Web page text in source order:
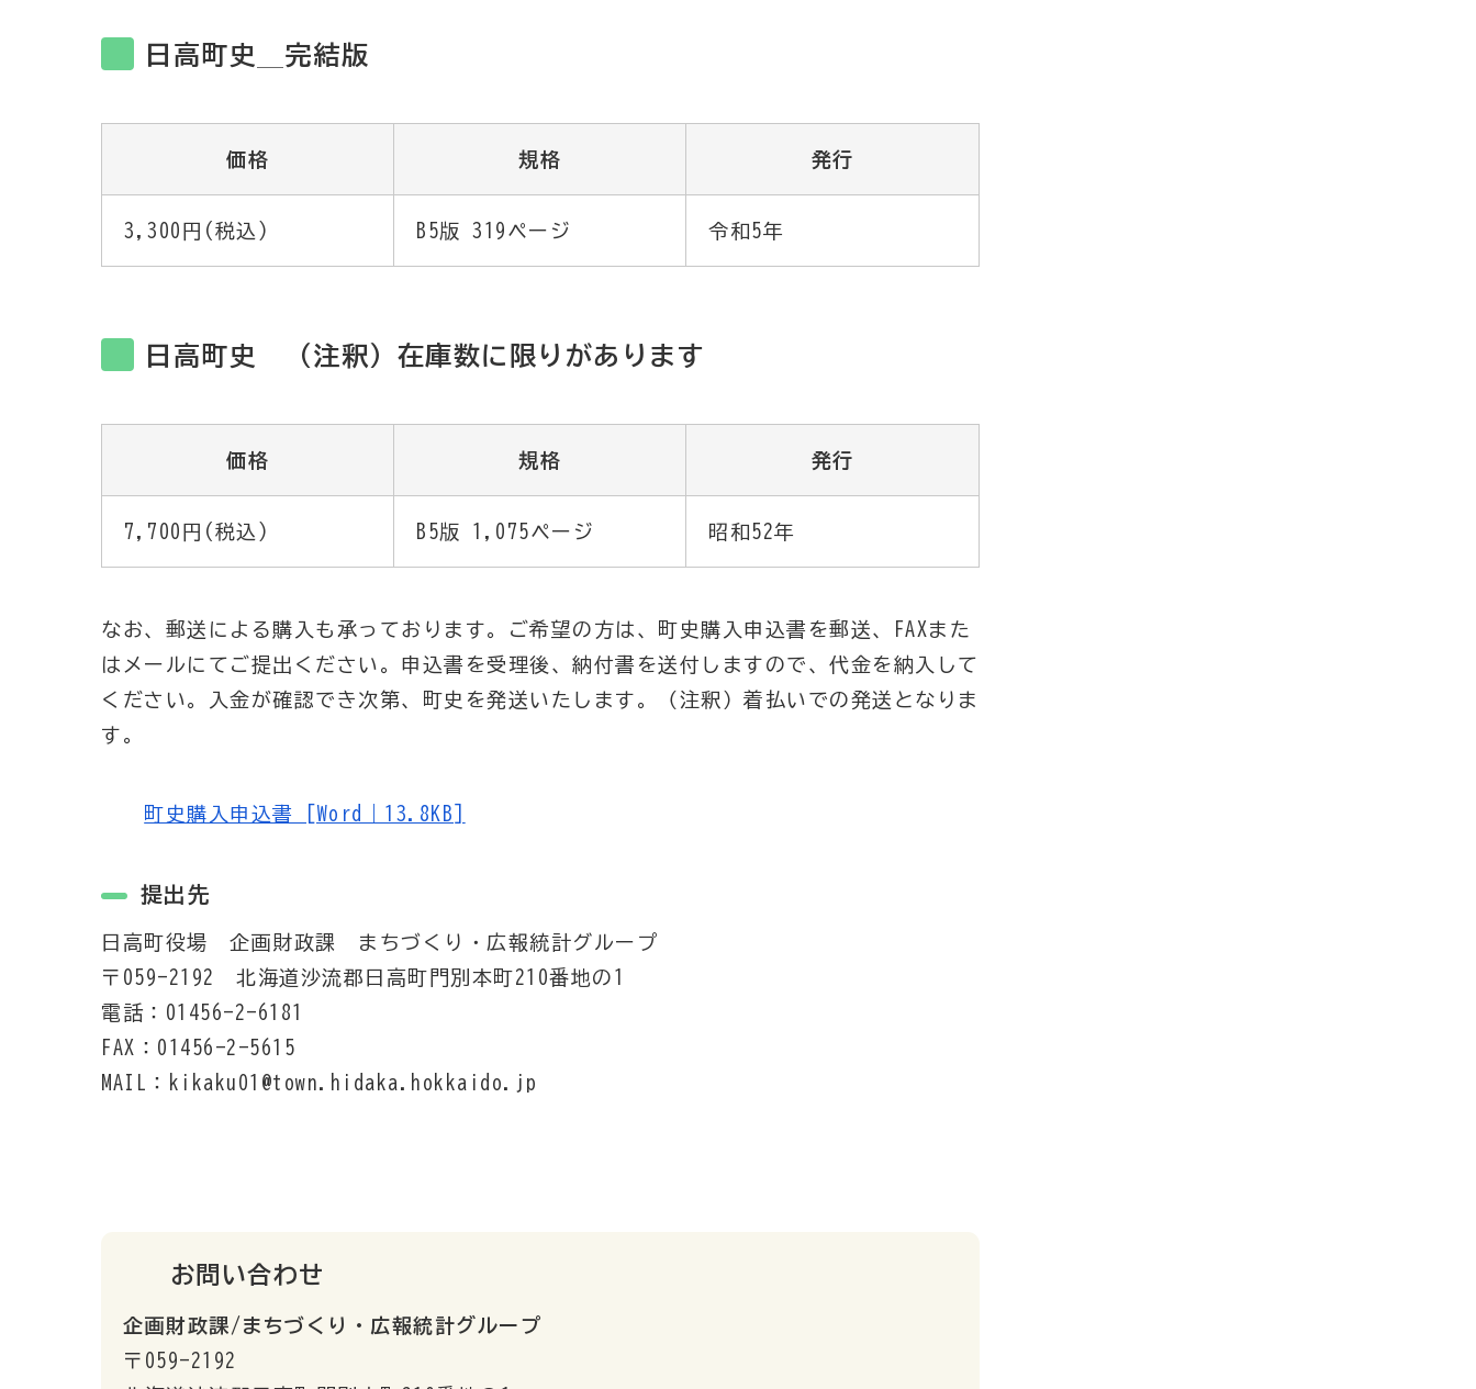
日高町史＿完結版
価格 規格 発行
3,300円(税込) B5版 319ページ 令和5年
日高町史 （注釈）在庫数に限りがあります
価格 規格 発行
7,700円(税込) B5版 1,075ページ 昭和52年
なお、郵送による購入も承っております。ご希望の方は、町史購入申込書を郵送、FAXまた
はメールにてご提出ください。申込書を受理後、納付書を送付しますので、代金を納入して
ください。入金が確認でき次第、町史を発送いたします。（注釈）着払いでの発送となりま
す。
町史購入申込書 [Word｜13.8KB]
提出先
日高町役場 企画財政課 まちづくり・広報統計グループ
〒059-2192 北海道沙流郡日高町門別本町210番地の1
電話：01456-2-6181
FAX：01456-2-5615
MAIL：kikaku01@town.hidaka.hokkaido.jp
お問い合わせ
企画財政課/まちづくり・広報統計グループ
〒059-2192